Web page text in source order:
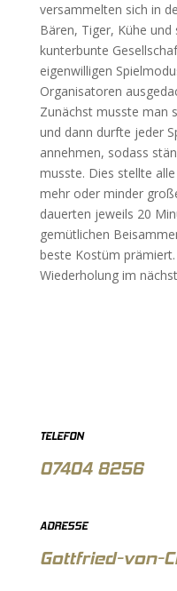
versammelten sich in
Bären, Tiger, Kühe
kunterbunte
eigenwilligen
Organisatoren
Zunächst musste man
und dann durfte jeder
annehmen, sodass
musste. Dies stellte
mehr oder minder
dauerten jeweils 20
gemütlichen
beste Kostüm
Wiederholung im
TELEFON
07404 8256
ADRESSE
Gottfried-von-